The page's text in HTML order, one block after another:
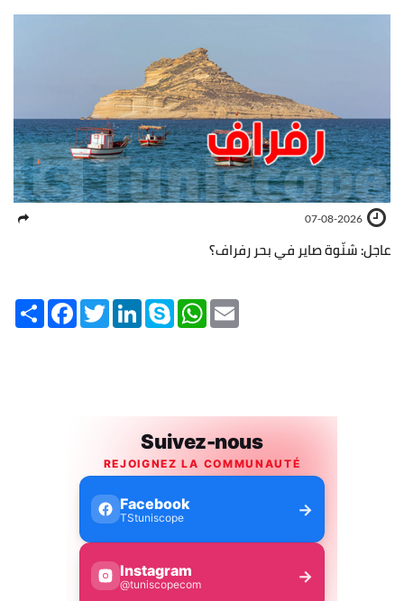
07-08-2026
عاجل: شنّوة صاير في بحر رفراف؟
Share FacebookTwitterLinkedInSkype WhatsApp